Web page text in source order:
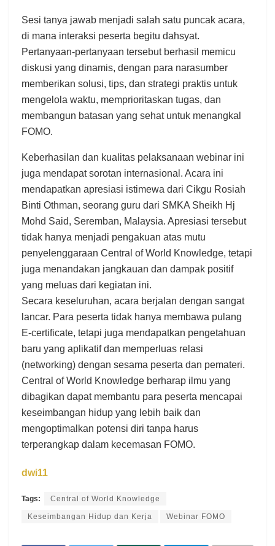
Sesi tanya jawab menjadi salah satu puncak acara,
di mana interaksi peserta begitu dahsyat.
Pertanyaan-pertanyaan tersebut berhasil memicu
diskusi yang dinamis, dengan para narasumber
memberikan solusi, tips, dan strategi praktis untuk
mengelola waktu, memprioritaskan tugas, dan
membangun batasan yang sehat untuk menangkal
FOMO.
Keberhasilan dan kualitas pelaksanaan webinar ini
juga mendapat sorotan internasional. Acara ini
mendapatkan apresiasi istimewa dari Cikgu Rosiah
Binti Othman, seorang guru dari SMKA Sheikh Hj
Mohd Said, Seremban, Malaysia. Apresiasi tersebut
tidak hanya menjadi pengakuan atas mutu
penyelenggaraan Central of World Knowledge, tetapi
juga menandakan jangkauan dan dampak positif
yang meluas dari kegiatan ini.
Secara keseluruhan, acara berjalan dengan sangat
lancar. Para peserta tidak hanya membawa pulang
E-certificate, tetapi juga mendapatkan pengetahuan
baru yang aplikatif dan memperluas relasi
(networking) dengan sesama peserta dan pemateri.
Central of World Knowledge berharap ilmu yang
dibagikan dapat membantu para peserta mencapai
keseimbangan hidup yang lebih baik dan
mengoptimalkan potensi diri tanpa harus
terperangkap dalam kecemasan FOMO.
dwi11
Tags: Central of World Knowledge
Keseimbangan Hidup dan Kerja Webinar FOMO